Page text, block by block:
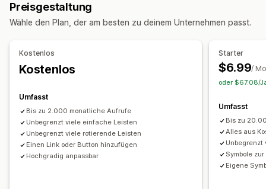
DSGVO-Compliance
Benachrichtigung Produktseite Werbung
Links und Schaltflächen
Hintergründe
Mehrere Sprachen Responsivität für Mobilgeräte
Planung
Geo-Targeting Kampagnen-Targeting
Verhaltens-Targeting
Analysen und Berichte
Preisgestaltung
Wähle den Plan, der am besten zu deinem Unternehmen passt.
Kostenlos
Kostenlos
Umfasst
Bis zu 2.000 monatliche Aufrufe
Unbegrenzt viele einfache Leisten
Unbegrenzt viele rotierende Leisten
Einen Link oder Button hinzufügen
Hochgradig anpassbar
Starter
$6.99/
oder $67.08/
Umfasst
Bis zu
Alles aus
Symbole
Eigene